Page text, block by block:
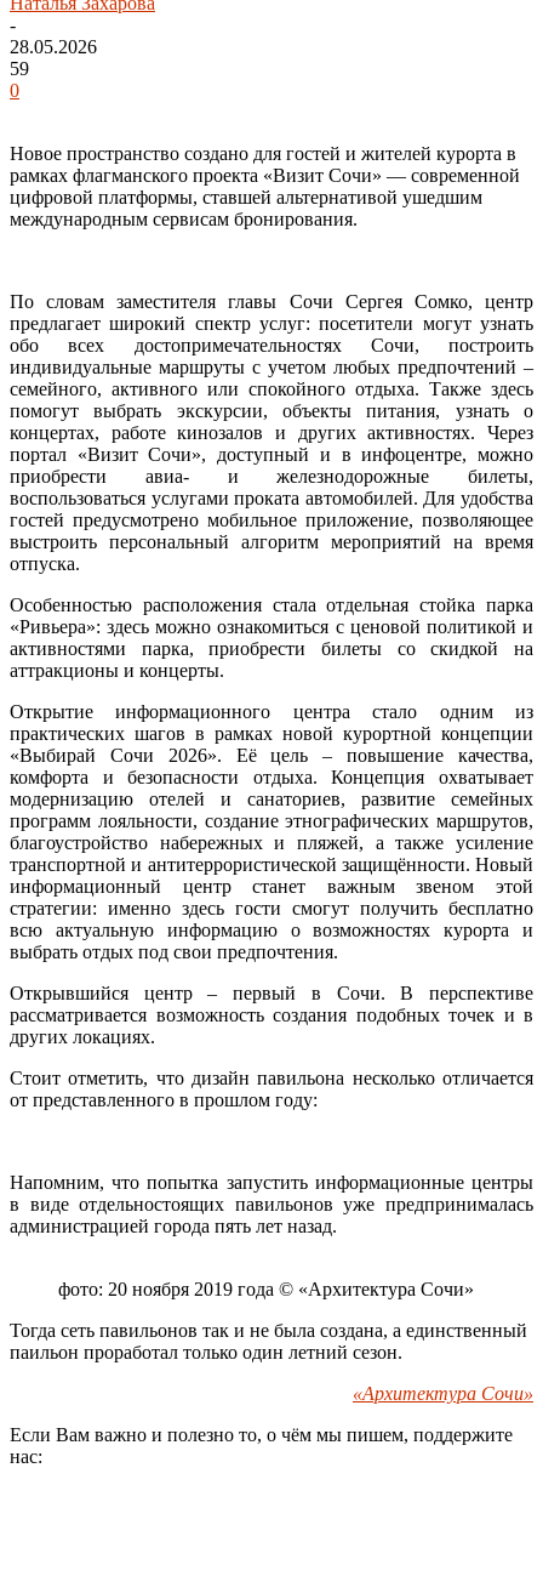
-
28.05.2026
59
0
Новое пространство создано для гостей и жителей курорта в
рамках флагманского проекта «Визит Сочи» — современной
цифровой платформы, ставшей альтернативой ушедшим
международным сервисам бронирования.
По словам заместителя главы Сочи Сергея Сомко, центр
предлагает широкий спектр услуг: посетители могут узнать
обо всех достопримечательностях Сочи, построить
индивидуальные маршруты с учетом любых предпочтений –
семейного, активного или спокойного отдыха. Также здесь
помогут выбрать экскурсии, объекты питания, узнать о
концертах, работе кинозалов и других активностях. Через
портал «Визит Сочи», доступный и в инфоцентре, можно
приобрести авиа- и железнодорожные билеты,
воспользоваться услугами проката автомобилей. Для удобства
гостей предусмотрено мобильное приложение, позволяющее
выстроить персональный алгоритм мероприятий на время
отпуска.
Особенностью расположения стала отдельная стойка парка
«Ривьера»: здесь можно ознакомиться с ценовой политикой и
активностями парка, приобрести билеты со скидкой на
аттракционы и концерты.
Открытие информационного центра стало одним из
практических шагов в рамках новой курортной концепции
«Выбирай Сочи 2026». Её цель – повышение качества,
комфорта и безопасности отдыха. Концепция охватывает
модернизацию отелей и санаториев, развитие семейных
программ лояльности, создание этнографических маршрутов,
благоустройство набережных и пляжей, а также усиление
транспортной и антитеррористической защищённости. Новый
информационный центр станет важным звеном этой
стратегии: именно здесь гости смогут получить бесплатно
всю актуальную информацию о возможностях курорта и
выбрать отдых под свои предпочтения.
Открывшийся центр – первый в Сочи. В перспективе
рассматривается возможность создания подобных точек и в
других локациях.
Стоит отметить, что дизайн павильона несколько отличается
от представленного в прошлом году:
Напомним, что попытка запустить информационные центры
в виде отдельностоящих павильонов уже предпринималась
администрацией города пять лет назад.
фото: 20 ноября 2019 года © «Архитектура Сочи»
Тогда сеть павильонов так и не была создана, а единственный
паильон проработал только один летний сезон.
«Архитектура Сочи»
Если Вам важно и полезно то, о чём мы пишем, поддержите
нас: